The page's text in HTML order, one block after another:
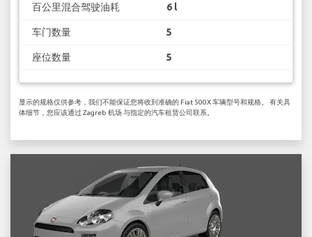
百公里混合驾驶油耗 6 l
车门数量 5
座位数量 5
显示的规格仅供参考，我们不能保证您将收到准确的 Fiat 500X 车辆型号和规格。 有关具
体细节，您应该通过 Zagreb 机场 与指定的汽车租赁公司联系。